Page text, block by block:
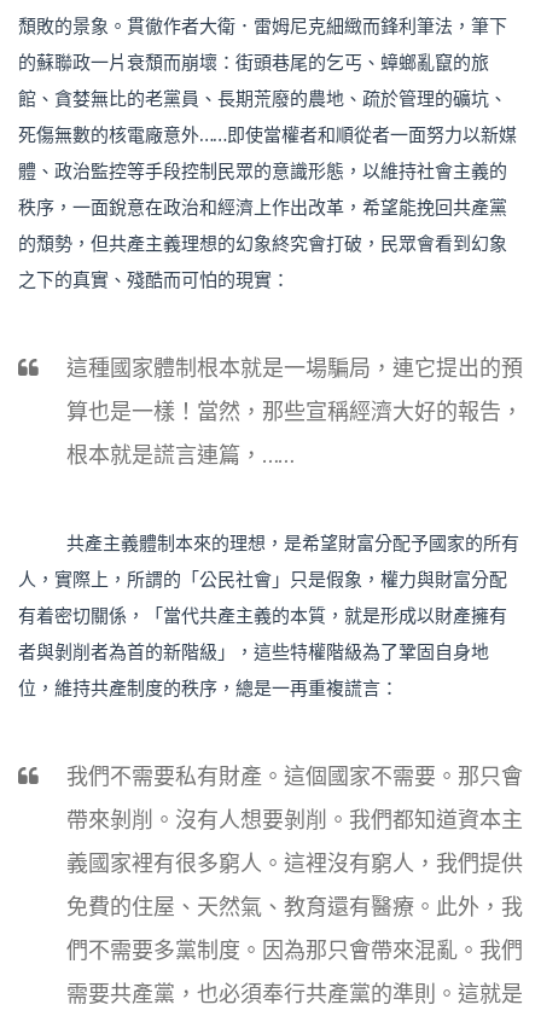
頹敗的景象。貫徹作者大衛．雷姆尼克細緻而鋒利筆法，筆下
的蘇聯政一片衰頹而崩壞：街頭巷尾的乞丐、蟑螂亂竄的旅
館、貪婪無比的老黨員、長期荒廢的農地、疏於管理的礦坑、
死傷無數的核電廠意外……即使當權者和順從者一面努力以新媒
體、政治監控等手段控制民眾的意識形態，以維持社會主義的
秩序，一面銳意在政治和經濟上作出改革，希望能挽回共產黨
的頹勢，但共產主義理想的幻象終究會打破，民眾會看到幻象
之下的真實、殘酷而可怕的現實：
這種國家體制根本就是一場騙局，連它提出的預
算也是一樣！當然，那些宣稱經濟大好的報告，
根本就是謊言連篇，……
共產主義體制本來的理想，是希望財富分配予國家的所有
人，實際上，所謂的「公民社會」只是假象，權力與財富分配
有着密切關係，「當代共產主義的本質，就是形成以財產擁有
者與剝削者為首的新階級」，這些特權階級為了鞏固自身地
位，維持共產制度的秩序，總是一再重複謊言：
我們不需要私有財產。這個國家不需要。那只會
帶來剝削。沒有人想要剝削。我們都知道資本主
義國家裡有很多窮人。這裡沒有窮人，我們提供
免費的住屋、天然氣、教育還有醫療。此外，我
們不需要多黨制度。因為那只會帶來混亂。我們
需要共產黨，也必須奉行共產黨的準則。這就是